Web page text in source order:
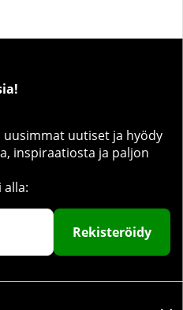
uusimmat uutiset ja hyödy
inspiraatiosta ja paljon
Rekisteröidy